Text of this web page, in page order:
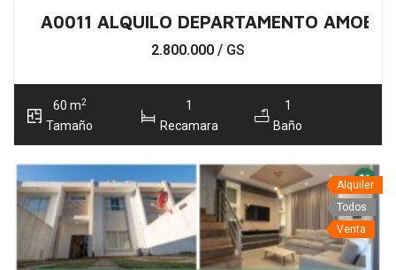
A0011 ALQUILO DEPARTAMENTO
2.800.000 / GS
60 m2
Tamaño
1
Recamara
1
Baño
Alquiler
Todos
Venta